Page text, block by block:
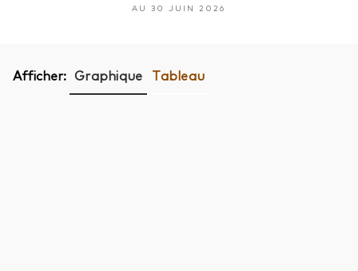
AU 30 JUIN 2026
Afficher: Graphique Tableau